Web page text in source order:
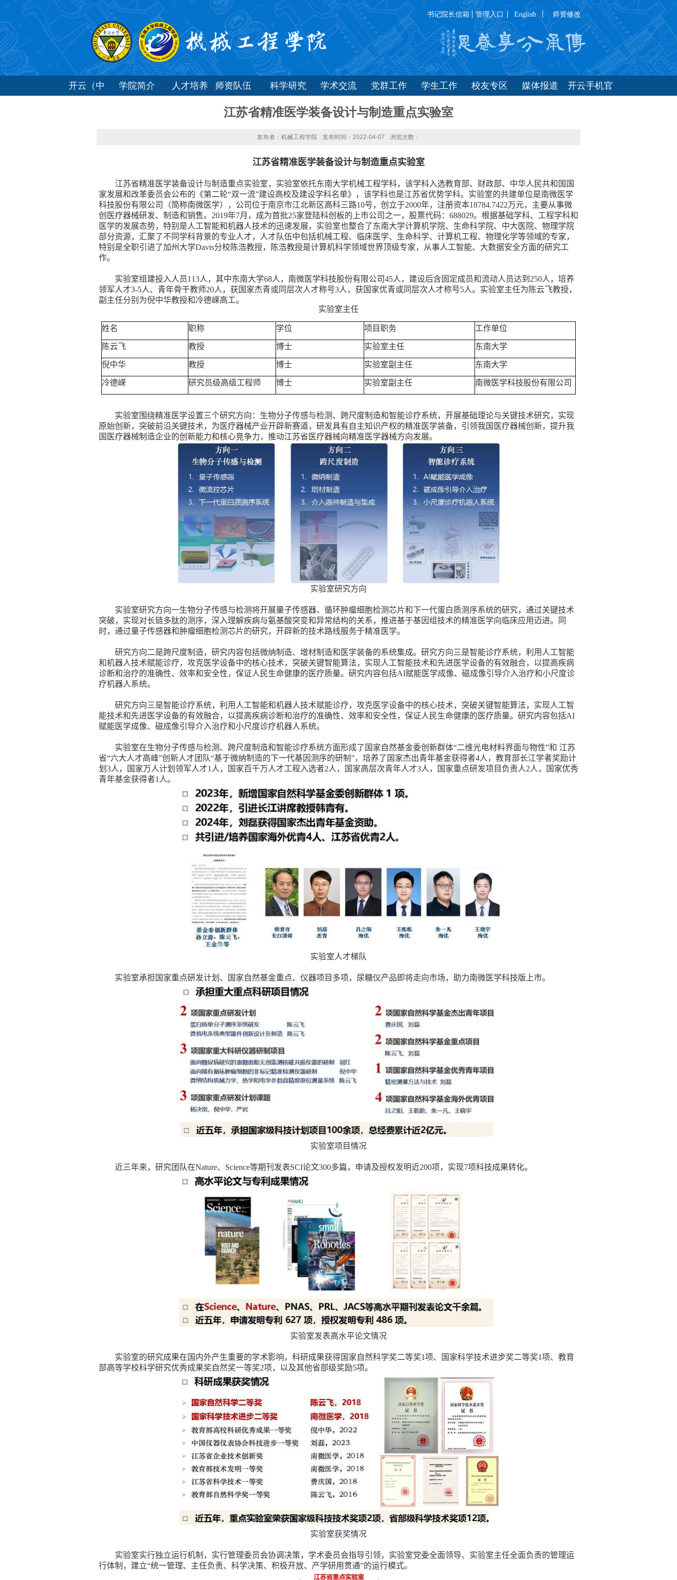
书记院长信箱 管理入口 English 师资修改
开云（中
学院简介 人才培养 师资队伍 科学研究 学术交流 党群工作 学生工作 校友专区 媒体报道
开云手机官
江苏省精准医学装备设计与制造重点实验室
发布者：机械工程学院 发布时间：2022-04-07 浏览次数：
江苏省精准医学装备设计与制造重点实验室
江苏省精准医学装备设计与制造重点实验室，实验室依托东南大学机械工程学科，该学科入选教育部、财政部、中华人民共和国国
家发展和改革委员会公布的《第二轮“双一流”建设高校及建设学科名单》，该学科也是江苏省优势学科。实验室的共建单位是南微医学
科技股份有限公司（简称南微医学），公司位于南京市江北新区高科三路10号，创立于2000年，注册资本18784.7422万元，主要从事微
创医疗器械研发、制造和销售。 2019年7月，成为首批25家登陆科创板的上市公司之一，股票代码： 688029。根据基础学科、工程学科和
医学的发展态势，特别是人工智能和机器人技术的迅速发展，实验室也整合了东南大学计算机学院、生命科学院、中大医院、物理学院
部分资源，汇聚了不同学科背景的专业人才，人才队伍中包括机械工程、临床医学、生命科学、计算机工程、物理化学等领域的专家，
特别是全职引进了加州大学Davis分校陈浩教授，陈浩教授是计算机科学领域世界顶级专家，从事人工智能、大数据安全方面的研究工
作。
实验室组建投入人员113人，其中东南大学68人，南微医学科技股份有限公司45人，建设后含固定成员和流动人员达到 250人，培养
领军人才3-5人、青年骨干教师20人，获国家杰青或同层次人才称号3人，获国家优青或同层次人才称号5人。实验室主任为陈云飞教授，
副主任分别为倪中华教授和冷德嵘高工。
实验室主任
姓名 职称 学位 项目职务 工作单位
陈云飞 教授 博士 实验室主任 东南大学
倪中华 教授 博士 实验室副主任 东南大学
冷德嵘 研究员级高级工程师 博士 实验室副主任 南微医学科技股份有限公司
实验室围绕精准医学设置三个研究方向： 生物分子传感与检测 、跨尺度制造和智能诊疗系统，开展基础理论与关键技术研究，实现
原始创新，突破前沿关键技术，为医疗器械产业开辟新赛道，研发具有自主知识产权的精准医学装备，引领我国医疗器械创新，提升我
国医疗器械制造企业的创新能力和核心竞争力，推动江苏省医疗器械向精准医学器械方向发展。
实验室研究方向
实验室研究方向一生物分子传感与检测将开展量子传感器、循环肿瘤细胞检测芯片和下一代蛋白质测序系统的研究，通过关键技术
突破，实现对长链多肽的测序，深入理解疾病与氨基酸突变和异常结构的关系，推进基于基因组技术的精准医学向临床应用迈进。同
时，通过量子传感器和肿瘤细胞检测芯片的研究，开辟新的技术路线服务于精准医学。
研究方向二是跨尺度制造，研究内容包括微纳制造、增材制造和医学装备的系统集成。研究方向三是智能诊疗系统，利用人工智能
和机器人技术赋能诊疗，攻克医学设备中的核心技术，突破关键智能算法，实现人工智能技术和先进医学设备的有效融合，以提高疾病
诊断和治疗的准确性、效率和安全性，保证人民生命健康的医疗质量。研究内容包括AI赋能医学成像、磁成像引导介入治疗和小尺度诊
疗机器人系统。
研究方向三是智能诊疗系统，利用人工智能和机器人技术赋能诊疗，攻克医学设备中的核心技术，突破关键智能算法，实现人工智
能技术和先进医学设备的有效融合，以提高疾病诊断和治疗的准确性、效率和安全性，保证人民生命健康的医疗质量。研究内容包括AI
赋能医学成像、磁成像引导介入治疗和小尺度诊疗机器人系统。
实验室在生物分子传感与检测 、跨尺度制造和智能诊疗系统方面形成了国家自然基金委创新群体“二维光电材料界面与物性”和 江苏
省“六大人才高峰”创新人才团队“基于微纳制造的下一代基因测序的研制”，培养了国家杰出青年基金获得者4人，教育部长江学者奖励计
划 3人，国家万人计划领军人才1人，国家百千万人才工程入选者2人，国家高层次青年人才3人，国家重点研发项目负责人2人，国家优秀
青年基金获得者1人。
实验室人才梯队
实验室承担国家重点研发计划、国家自然基金重点、仪器项目多项，尿糖仪产品即将走向市场，助力南微医学科技版上市。
实验室项目情况
近三年来，研究团队在Nature、 Science等期刊发表SCI论文300多篇，申请及授权发明近200项，实现7项科技成果转化。
实验室发表高水平论文情况
实验室的研究成果在国内外产生重要的学术影响，科研成果获得国家自然科学奖二等奖1项、国家科学技术进步奖二等奖1项、教育
部高等学校科学研究优秀成果奖自然奖一等奖2项，以及其他省部级奖励5项。
实验室获奖情况
实验室实行独立运行机制，实行管理委员会协调决策，学术委员会指导引领，实验室党委全面领导、实验室主任全面负责的管理运
行体制，建立“统一管理、主任负责、科学决策、积极开放、产学研用贯通”的运行模式。